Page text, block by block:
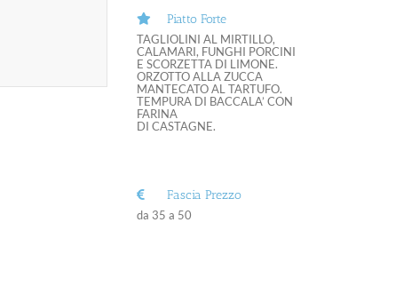
Piatto Forte
TAGLIOLINI AL MIRTILLO,
CALAMARI, FUNGHI PORCINI
E SCORZETTA DI LIMONE.
ORZOTTO ALLA ZUCCA
MANTECATO AL TARTUFO.
TEMPURA DI BACCALA’ CON
FARINA
DI CASTAGNE.
Fascia Prezzo
da 35 a 50